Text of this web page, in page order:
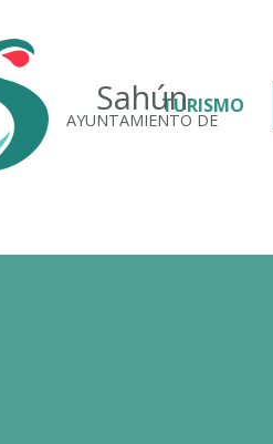
Sahún
AYUNTAMIENTO DE
TURISMO